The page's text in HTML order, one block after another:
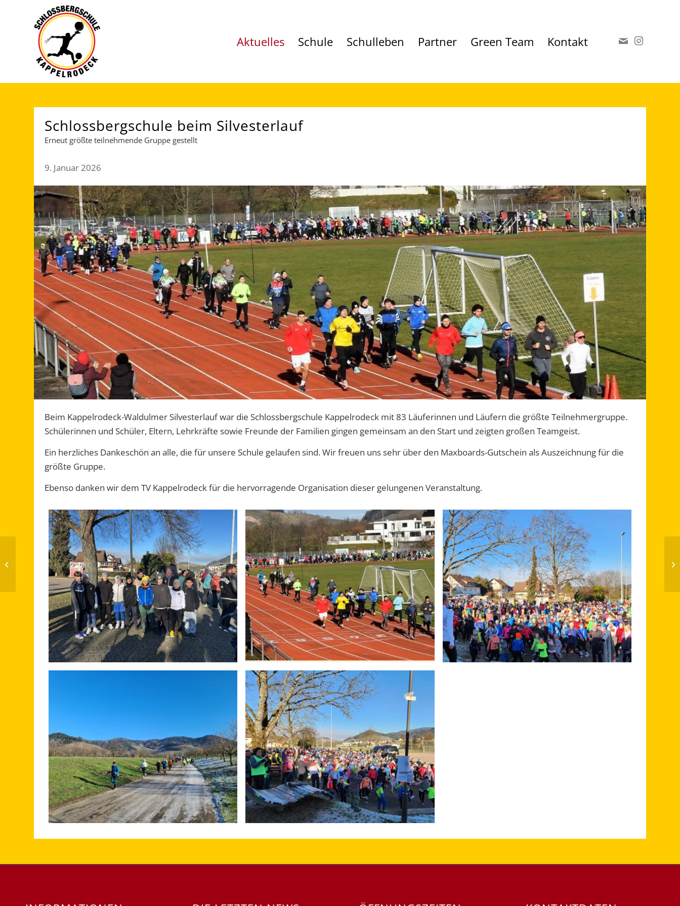
Aktuelles Schule Schulleben Partner Green Team Kontakt
Schlossbergschule beim Silvesterlauf
Erneut größte teilnehmende Gruppe gestellt
9. Januar 2026
Beim Kappelrodeck-Waldulmer Silvesterlauf war die Schlossbergschule Kappelrodeck mit 83 Läuferinnen und Läufern die größte Teilnehmergruppe.
Schülerinnen und Schüler, Eltern, Lehrkräfte sowie Freunde der Familien gingen gemeinsam an den Start und zeigten großen Teamgeist.
Ein herzliches Dankeschön an alle, die für unsere Schule gelaufen sind. Wir freuen uns sehr über den Maxboards-Gutschein als Auszeichnung für die
größte Gruppe.
Ebenso danken wir dem TV Kappelrodeck für die hervorragende Organisation dieser gelungenen Veranstaltung.
Behindertensport
macht Schule